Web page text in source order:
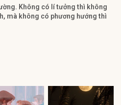
Không có lí tưởng thì không
mà không có phương hướng thì